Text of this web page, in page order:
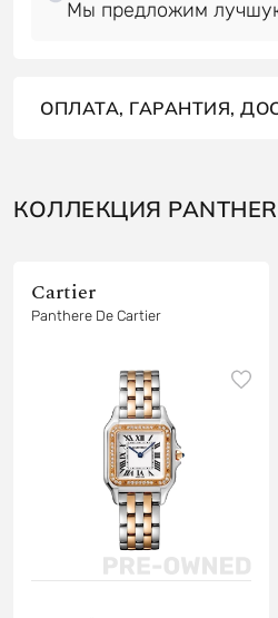
ОПЛАТА, ГАРАНТИЯ,
КОЛЛЕКЦИЯ
Cartier
Panthere De Cartier